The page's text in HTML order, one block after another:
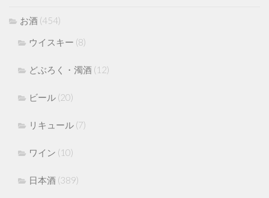
お酒 (454)
ウイスキー (8)
どぶろく・濁酒 (12)
ビール (20)
リキュール (7)
ワイン (10)
日本酒 (389)